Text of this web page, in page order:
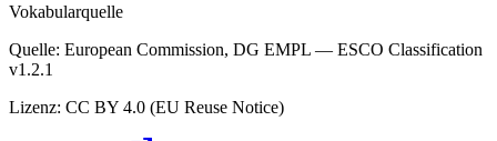
Vokabularquelle
Quelle: European Commission, DG EMPL — ESCO Classification
v1.2.1
Lizenz: CC BY 4.0 (EU Reuse Notice)